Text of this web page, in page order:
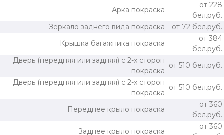
Арка покраска
от 228
бел.руб.
Зеркало заднего вида покраска
от 72 бел.руб.
Крышка багажника покраска
от 384
бел.руб.
Дверь (передняя или задняя) с 2-х сторон
покраска
от 510 бел.руб.
Дверь (передняя или задняя) с 2-х сторон
покраска
от 510 бел.руб.
Переднее крыло покраска
от 360
бел.руб.
Заднее крыло покраска
от 360